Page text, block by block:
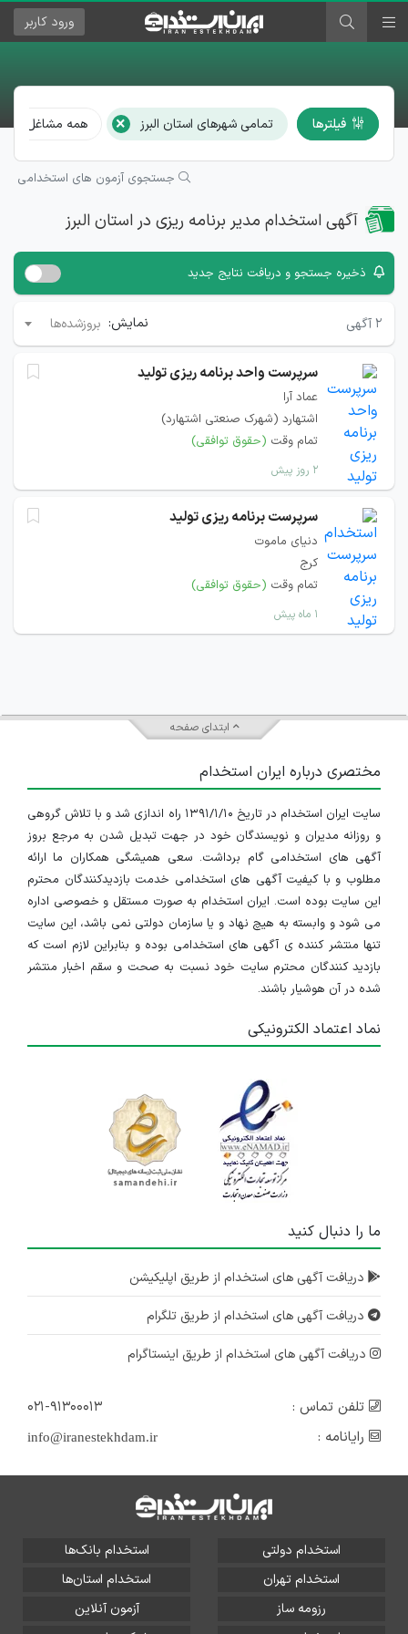
ورود کاربر
فیلترها تمامی شهرهای استان البرز × همه مشاغل
جستجوی آزمون های استخدامی
آگهی استخدام مدیر برنامه ریزی در استان البرز
ذخیره جستجو و دریافت نتایج جدید
۲ آگهی نمایش: بروزشده‌ها
سرپرست واحد برنامه ریزی تولید
عماد آرا
اشتهارد (شهرک صنعتی اشتهارد)
تمام وقت (حقوق توافقی)
۲ روز پیش
سرپرست برنامه ریزی تولید
دنیای ماموت
کرج
تمام وقت (حقوق توافقی)
۱ ماه پیش
ابتدای صفحه
مختصری درباره ایران استخدام
سایت ایران استخدام در تاریخ ۱۳۹۱/۱/۱۰ راه اندازی شد و با تلاش گروهی
و روزانه مدیران و نویسندگان خود در جهت تبدیل شدن به مرجع بروز
آگهی های استخدامی گام برداشت. سعی همیشگی همکاران ما ارائه
مطلوب و با کیفیت آگهی های استخدامی خدمت بازدیدکنندگان محترم
این سایت بوده است. ایران استخدام به صورت مستقل و خصوصی اداره
می شود و وابسته به هیچ نهاد و یا سازمان دولتی نمی باشد، این سایت
تنها منتشر کننده ی آگهی های استخدامی بوده و بنابراین لازم است که
بازدید کنندگان محترم سایت خود نسبت به صحت و سقم اخبار منتشر
شده در آن هوشیار باشند.
نماد اعتماد الکترونیکی
ما را دنبال کنید
دریافت آگهی های استخدام از طریق اپلیکیشن
دریافت آگهی های استخدام از طریق تلگرام
دریافت آگهی های استخدام از طریق اینستاگرام
تلفن تماس :
۰۲۱-۹۱۳۰۰۰۱۳
رایانامه :
info@iranestekhdam.ir
استخدام دولتی
استخدام بانک‌ها
استخدام تهران
استخدام استان‌ها
رزومه ساز
آزمون آنلاین